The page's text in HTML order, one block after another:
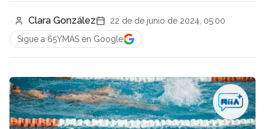
Clara González
22 de de junio de 2024, 05:00
Sigue a 65YMÁS en Google